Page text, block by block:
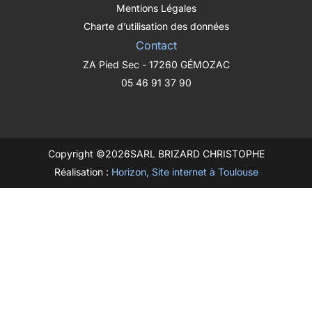
Mentions Légales
Charte d’utilisation des données
Contact
ZA Pied Sec - 17260 GÉMOZAC
05 46 91 37 90
Copyright ©2026SARL BRIZARD CHRISTOPHE
Réalisation : Horizon, Site internet à Toulouse